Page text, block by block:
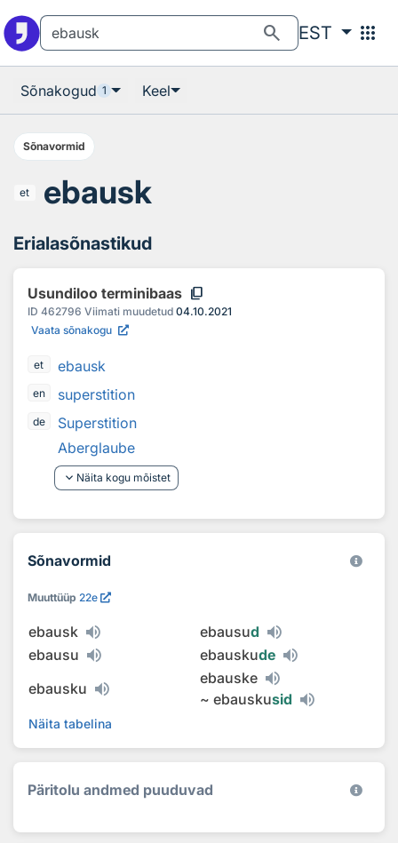
search EST apps
Sõnakogud 1 Keel
Sõnavormid
et ebausk
Erialasõnastikud
Usundiloo terminibaas content_copy
ID 462796 Viimati muudetud 04.10.2021
Vaata sõnakogu
et ebausk
en superstition
de
Superstition
Aberglaube
keyboard_arrow_down Näita kogu mõistet
Sõnavormid
Muuttüüp 22e
ebausk ebausud
ebausu
ebauskude
ebausku
ebauske
~ ebauskusid
Näita tabelina
Päritolu andmed puuduvad